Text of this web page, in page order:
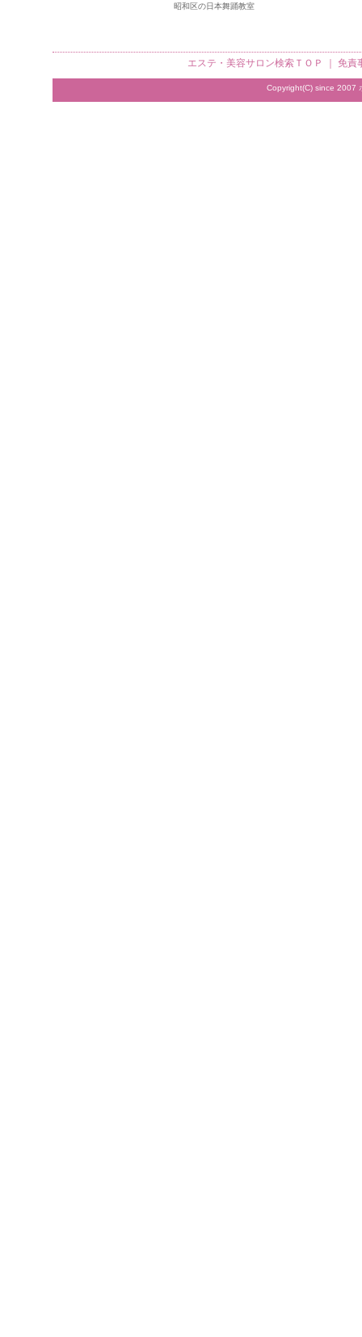
昭和区の日本舞踊教室
エステ・美容サロン検索 ＴＯＰ ｜ 免責
Copyright(C) since 2007